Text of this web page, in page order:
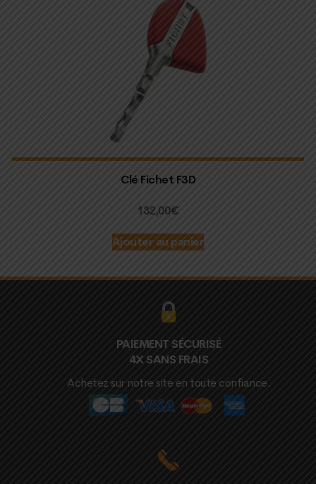
Clé Fichet F3D
132,00€
Ajouter au panier
PAIEMENT SÉCURISÉ
4X SANS FRAIS
Achetez sur notre site en toute confiance.